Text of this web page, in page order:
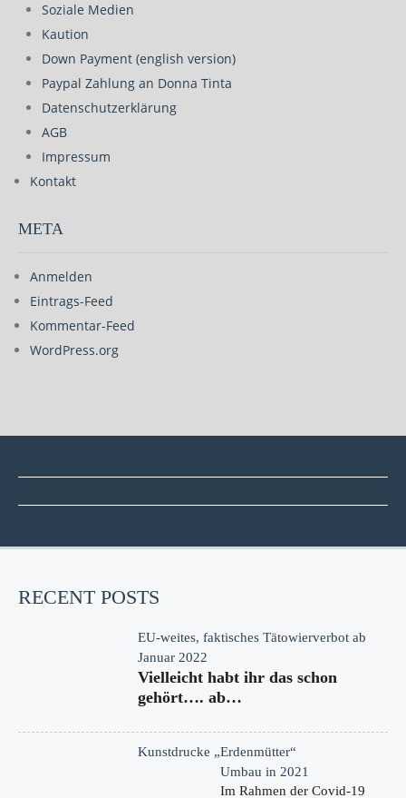
Soziale Medien
Kaution
Down Payment (english version)
Paypal Zahlung an Donna Tinta
Datenschutzerklärung
AGB
Impressum
Kontakt
META
Anmelden
Eintrags-Feed
Kommentar-Feed
WordPress.org
RECENT POSTS
EU-weites, faktisches Tätowierverbot ab
Januar 2022
Vielleicht habt ihr das schon
gehört…. ab…
Kunstdrucke „Erdenmütter“
Umbau in 2021
Im Rahmen der Covid-19